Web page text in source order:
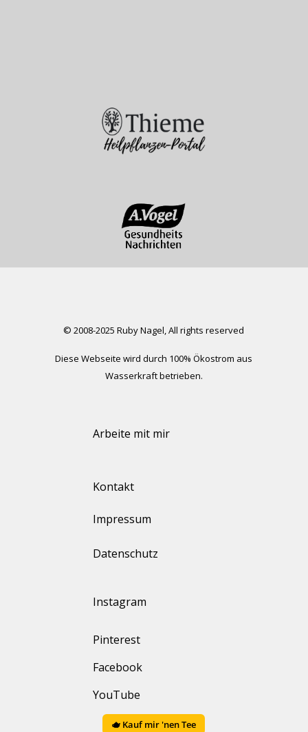
© 2008-2025 Ruby Nagel, All rights reserved
Diese Webseite wird durch 100% Ökostrom aus
Wasserkraft betrieben.
Arbeite mit mir
Kontakt
Impressum
Datenschutz
Instagram
Pinterest
Facebook
YouTube
🫖 Kauf mir 'nen Tee